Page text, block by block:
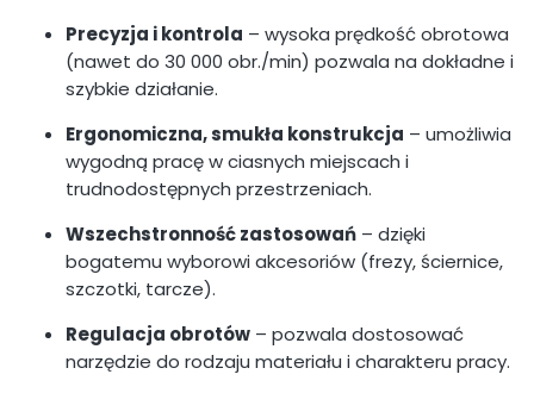
Precyzja i kontrola – wysoka prędkość obrotowa
(nawet do 30 000 obr./min) pozwala na dokładne i
szybkie działanie.
Ergonomiczna, smukła konstrukcja – umożliwia
wygodną pracę w ciasnych miejscach i
trudnodostępnych przestrzeniach.
Wszechstronność zastosowań – dzięki
bogatemu wyborowi akcesoriów (frezy, ściernice,
szczotki, tarcze).
Regulacja obrotów – pozwala dostosować
narzędzie do rodzaju materiału i charakteru pracy.